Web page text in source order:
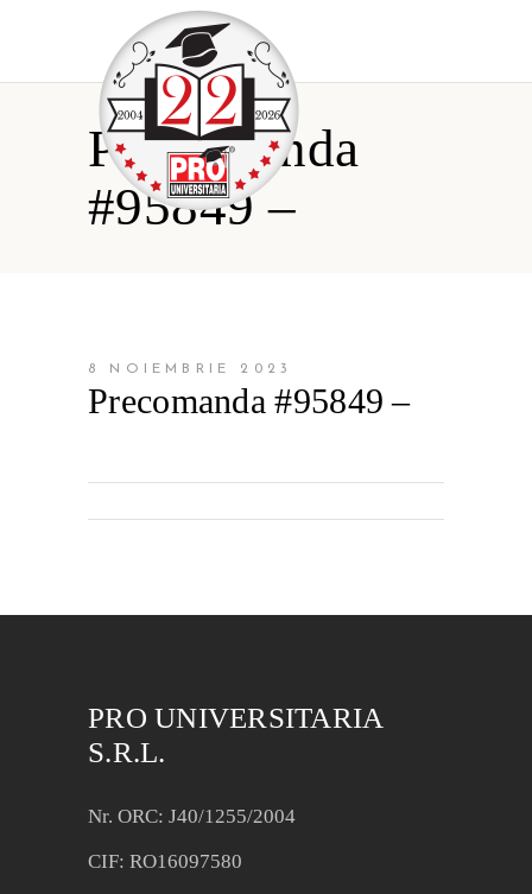
Precomanda
#95849 –
8 NOIEMBRIE 2023
Precomanda #95849 –
PRO UNIVERSITARIA
S.R.L.
Nr. ORC: J40/1255/2004
CIF: RO16097580